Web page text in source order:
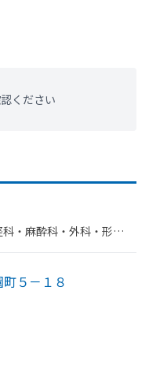
ください
・​麻酔科・​外科・​形成
５－１８